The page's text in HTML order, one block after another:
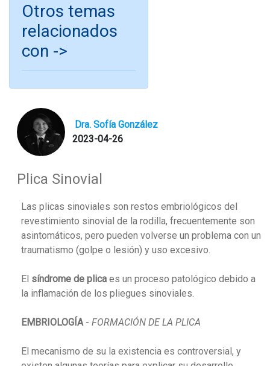
Otros temas
relacionados
con ->
Dra. Sofía González
2023-04-26
Plica Sinovial
Las plicas sinoviales son restos embriológicos del
revestimiento sinovial de la rodilla, frecuentemente son
asintomáticos, pero pueden volverse un problema con un
traumatismo (golpe o lesión) y uso excesivo.
El síndrome de plica es un proceso patológico debido a
la inflamación de los pliegues sinoviales.
EMBRIOLOGÍA - FORMACIÓN DE LA PLICA
El mecanismo de su la existencia es controversial, y